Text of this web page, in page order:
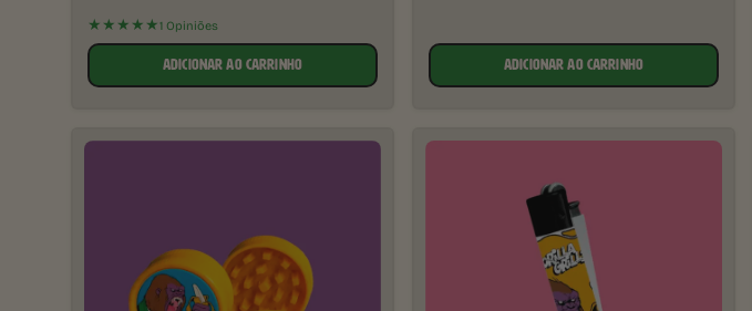
★★★★★1 Opiniões
ADICIONAR AO CARRINHO ADICIONAR AO CARRINHO